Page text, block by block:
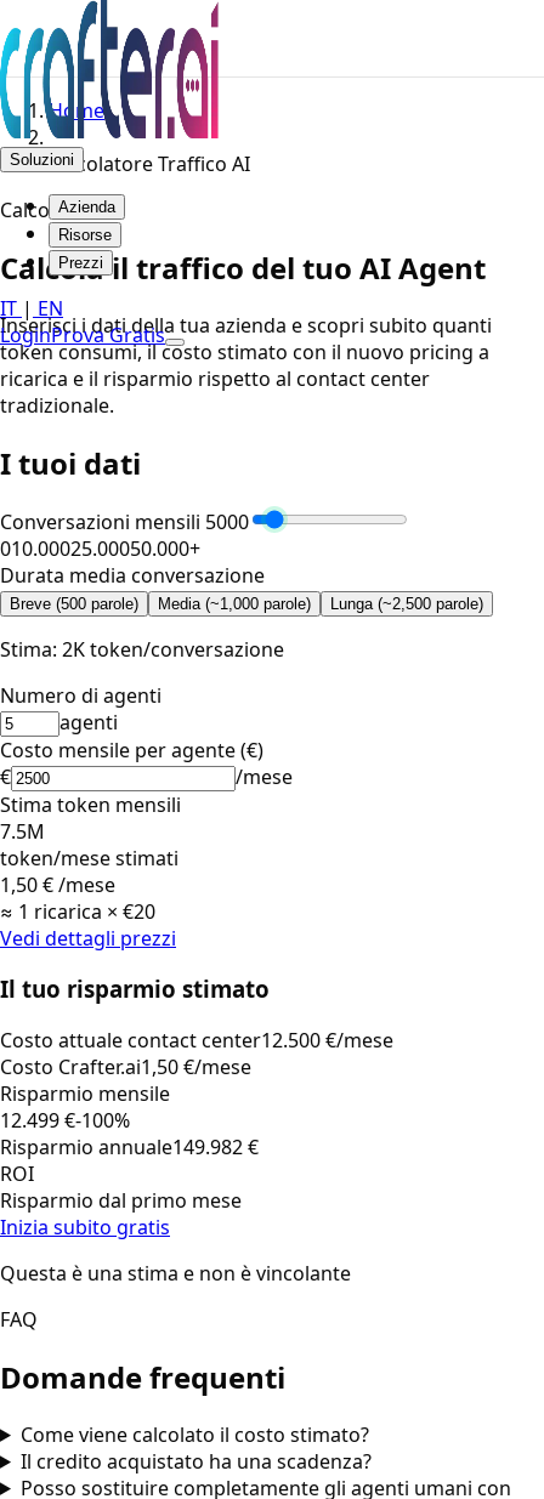
Soluzioni
Azienda
Risorse
Prezzi
IT | EN
LoginProva Gratis
Home
Calcolatore Traffico AI
Calcolatore
Calcola il traffico del tuo AI Agent
Inserisci i dati della tua azienda e scopri subito quanti
token consumi, il costo stimato con il nuovo pricing a
ricarica e il risparmio rispetto al contact center
tradizionale.
I tuoi dati
Conversazioni mensili 5000
010.00025.00050.000+
Durata media conversazione
Breve (500 parole) Media (~1,000 parole) Lunga (~2,500 parole)
Stima: 2K token/conversazione
Numero di agenti
agenti
Costo mensile per agente (€)
€
/mese
Stima token mensili
7.5M
token/mese stimati
1,50 €/mese
≈ 1 ricarica × €20
Vedi dettagli prezzi
Il tuo risparmio stimato
Costo attuale contact center12.500 €/mese
Costo Crafter.ai1,50 €/mese
Risparmio mensile
12.499 €-100%
Risparmio annuale149.982 €
ROI
Risparmio dal primo mese
Inizia subito gratis
Questa è una stima e non è vincolante
FAQ
Domande frequenti
Come viene calcolato il costo stimato?
Il credito acquistato ha una scadenza?
Posso sostituire completamente gli agenti umani con